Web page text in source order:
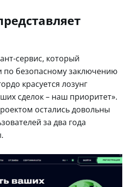
сервис, который
по безопасному заключению
красуется лозунг
сделок – наш приоритет».
остались довольны
за два года